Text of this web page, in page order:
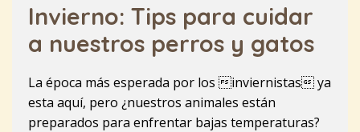
Invierno: Tips para cuidar
a nuestros perros y gatos
La época más esperada por los inviernistas ya
esta aquí, pero ¿nuestros animales están
preparados para enfrentar bajas temperaturas?